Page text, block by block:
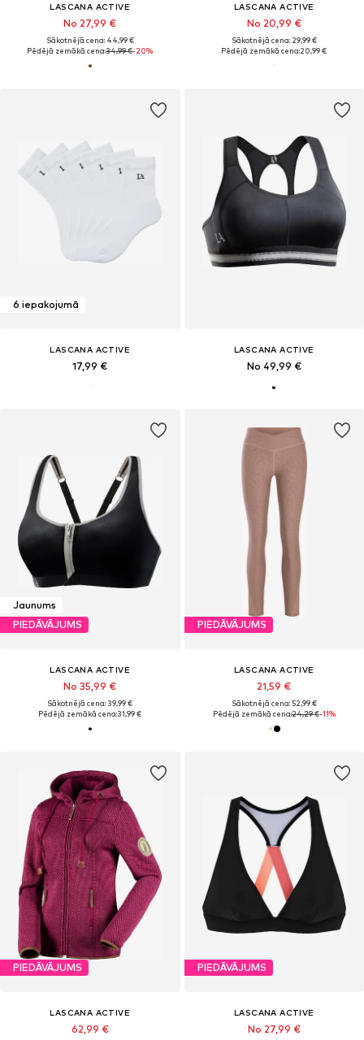
LASCANA ACTIVE
No 27,99 €
Sākotnējā cena: 44,99 €
Pēdējā zemākā cena:34,99 €-20%
LASCANA ACTIVE
No 20,99 €
Sākotnējā cena: 29,99 €
Pēdējā zemākā cena:20,99 €
6 iepakojumā
LASCANA ACTIVE
17,99 €
LASCANA ACTIVE
No 49,99 €
Jaunums
PIEDĀVĀJUMS
LASCANA ACTIVE
No 35,99 €
Sākotnējā cena: 39,99 €
Pēdējā zemākā cena:31,99 €
PIEDĀVĀJUMS
LASCANA ACTIVE
21,59 €
Sākotnējā cena: 52,99 €
Pēdējā zemākā cena:24,29 €-11%
PIEDĀVĀJUMS
LASCANA ACTIVE
62,99 €
PIEDĀVĀJUMS
LASCANA ACTIVE
No 27,99 €